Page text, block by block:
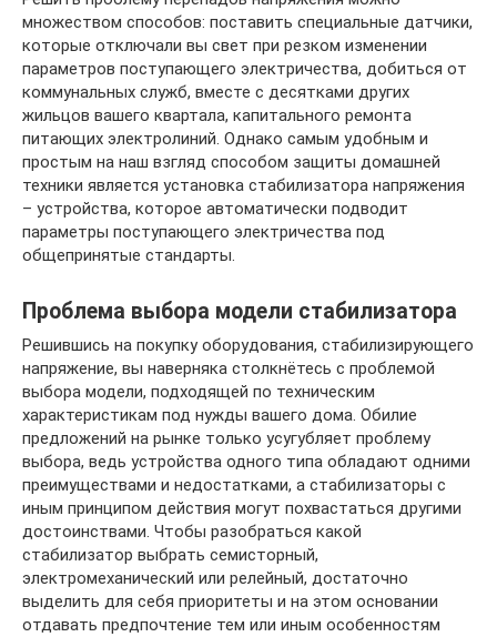
множеством способов: поставить специальные датчики,
которые отключали вы свет при резком изменении
параметров поступающего электричества, добиться от
коммунальных служб, вместе с десятками других
жильцов вашего квартала, капитального ремонта
питающих электролиний. Однако самым удобным и
простым на наш взгляд способом защиты домашней
техники является установка стабилизатора напряжения
– устройства, которое автоматически подводит
параметры поступающего электричества под
общепринятые стандарты.
Проблема выбора модели стабилизатора
Решившись на покупку оборудования, стабилизирующего
напряжение, вы наверняка столкнётесь с проблемой
выбора модели, подходящей по техническим
характеристикам под нужды вашего дома. Обилие
предложений на рынке только усугубляет проблему
выбора, ведь устройства одного типа обладают одними
преимуществами и недостатками, а стабилизаторы с
иным принципом действия могут похвастаться другими
достоинствами. Чтобы разобраться какой
стабилизатор выбрать семисторный,
электромеханический или релейный, достаточно
выделить для себя приоритеты и на этом основании
отдавать предпочтение тем или иным особенностям